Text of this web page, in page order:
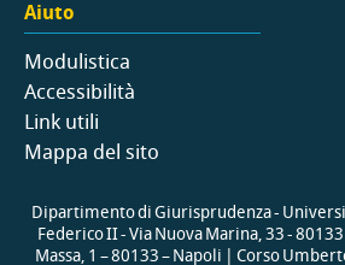
Aiuto
Modulistica
Accessibilità
Link utili
Mappa del sito
Dipartimento di Giurisprudenza -
Federico II - Via Nuova Marina, 33 -
Massa, 1 – 80133 – Napoli | Corso